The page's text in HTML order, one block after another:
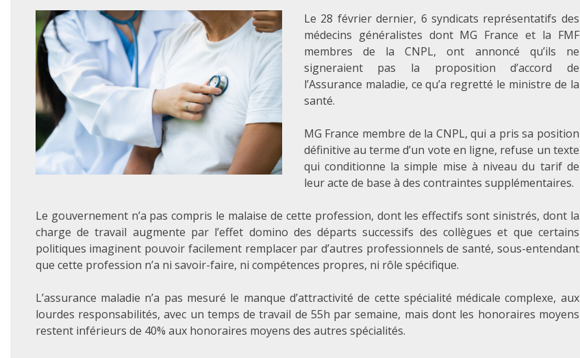
Le 28 février dernier, 6 syndicats représentatifs des
médecins généralistes dont MG France et la FMF
membres de la CNPL, ont annoncé qu’ils ne
signeraient pas la proposition d’accord de
l’Assurance maladie, ce qu’a regretté le ministre de la
santé.
MG France membre de la CNPL, qui a pris sa position
définitive au terme d’un vote en ligne, refuse un texte
qui conditionne la simple mise à niveau du tarif de
leur acte de base à des contraintes supplémentaires.
Le gouvernement n’a pas compris le malaise de cette profession, dont les effectifs sont sinistrés, dont la
charge de travail augmente par l’effet domino des départs successifs des collègues et que certains
politiques imaginent pouvoir facilement remplacer par d’autres professionnels de santé, sous-entendant
que cette profession n’a ni savoir-faire, ni compétences propres, ni rôle spécifique.
L’assurance maladie n’a pas mesuré le manque d’attractivité de cette spécialité médicale complexe, aux
lourdes responsabilités, avec un temps de travail de 55h par semaine, mais dont les honoraires moyens
restent inférieurs de 40% aux honoraires moyens des autres spécialités.